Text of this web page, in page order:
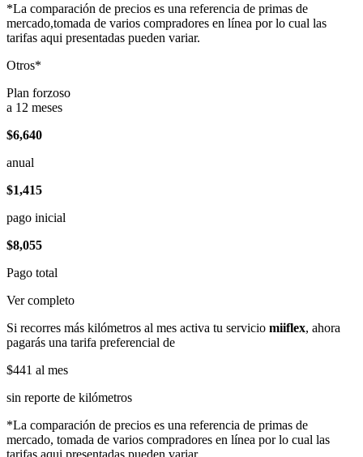
*La comparación de precios es una referencia de primas de
mercado,tomada de varios compradores en línea por lo cual las
tarifas aqui presentadas pueden variar.
Otros*
Plan forzoso
a 12 meses
$6,640
anual
$1,415
pago inicial
$8,055
Pago total
Ver completo
Si recorres más kilómetros al mes activa tu servicio miiflex, ahora
pagarás una tarifa preferencial de
$441 al mes
sin reporte de kilómetros
*La comparación de precios es una referencia de primas de
mercado, tomada de varios compradores en línea por lo cual las
tarifas aqui presentadas pueden variar.